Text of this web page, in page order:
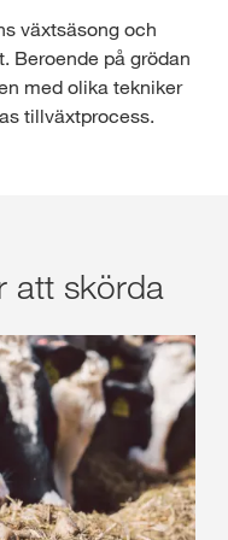
växtsäsong och
Beroende på grödan
med olika tekniker
tillväxtprocess.
att skörda